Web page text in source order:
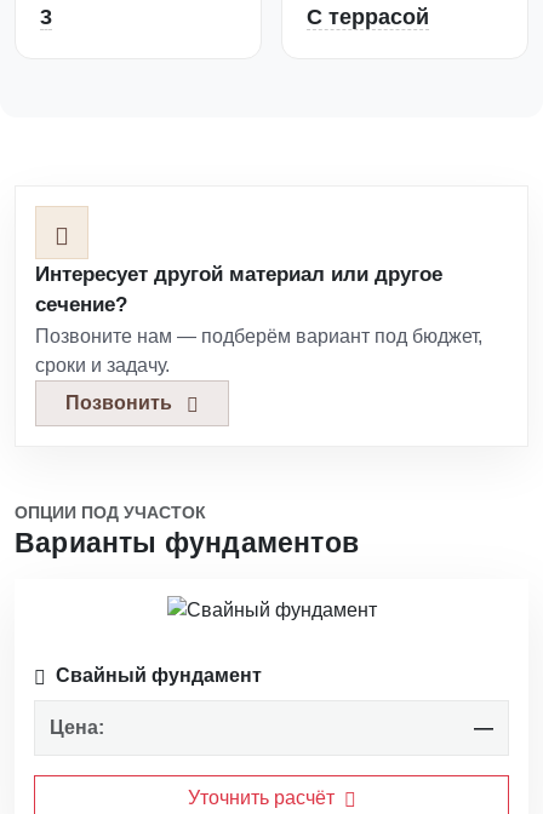
3 С террасой
Интересует другой материал или другое
сечение?
Позвоните нам — подберём вариант под бюджет,
сроки и задачу.
Позвонить
ОПЦИИ ПОД УЧАСТОК
Варианты фундаментов
Свайный фундамент
Цена: —
Уточнить расчёт